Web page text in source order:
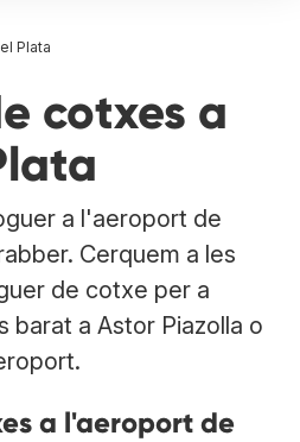
Plata
cotxes a
a l'aeroport de
Cerquem a les
de cotxe per a
barat a Astor Piazolla o
a l'aeroport de